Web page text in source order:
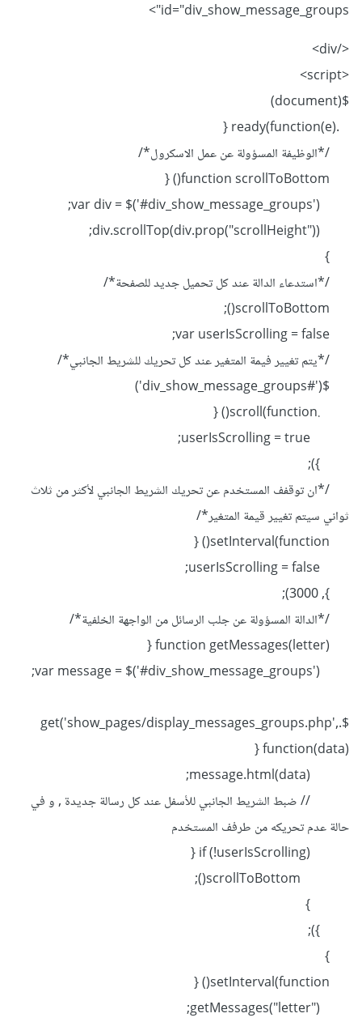
id="div_show_message_groups">
</div>
<script>
$(document)
/*الوظيفة المسؤولة عن عمل الاسكرول*/
}
/*استدعاء الدالة عند كل تحميل جديد للصفحة*/
/*يتم تغيير فيمة المتغير عند كل تحريك للشريط الجانبي*/
$('#div_show_message_groups')
});
/*ان توقفف المستخدم عن تحريك الشريط الجانبي لأكثر من ثلاث
ثواني سيتم تغيير قيمة المتغير*/
}, 3000);
/*الدالة المسؤولة عن جلب الرسائل من الواجهة الخلفية*/
$.get('show_pages/display_messages_groups.php',
function(data) {
// ضبط الشريط الجانبي للأسفل عند كل رسالة جديدة , و في
حالة عدم تحريكه من طرفف المستخدم
}
});
}